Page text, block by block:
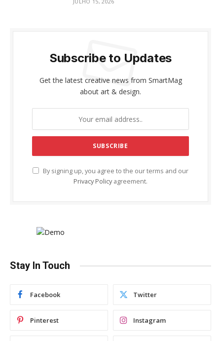
Subscribe to Updates
Get the latest creative news from SmartMag
about art & design.
By signing up, you agree to the our terms and our
Privacy Policy agreement.
Stay In Touch
Facebook Twitter
Pinterest Instagram